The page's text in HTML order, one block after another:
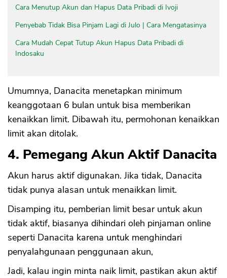
Cara Menutup Akun dan Hapus Data Pribadi di Ivoji
Penyebab Tidak Bisa Pinjam Lagi di Julo | Cara Mengatasinya
Cara Mudah Cepat Tutup Akun Hapus Data Pribadi di
Indosaku
Umumnya, Danacita menetapkan minimum
keanggotaan 6 bulan untuk bisa memberikan
kenaikkan limit. Dibawah itu, permohonan kenaikkan
limit akan ditolak.
4. Pemegang Akun Aktif Danacita
Akun harus aktif digunakan. Jika tidak, Danacita
tidak punya alasan untuk menaikkan limit.
Disamping itu, pemberian limit besar untuk akun
tidak aktif, biasanya dihindari oleh pinjaman online
seperti Danacita karena untuk menghindari
penyalahgunaan penggunaan akun,
Jadi, kalau ingin minta naik limit, pastikan akun aktif